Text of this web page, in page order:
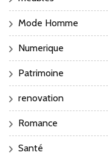
Mode Homme
Numerique
Patrimoine
renovation
Romance
Santé